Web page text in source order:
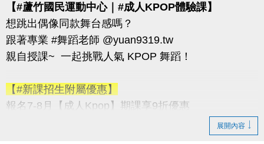
https://www.lzsports.com.tw/zh_TW/news/pageID/1/
-FB : 桃園市蘆竹國民運動中心
-IG : @luzhusports
【#蘆竹國民運動中心｜#成人KPOP體驗課】
想跳出偶像同款舞台感嗎？
跟著專業 #舞蹈老師 @yuan9319.tw
親自授課~ 一起挑戰人氣 KPOP 舞蹈！
【#新課招生附屬優惠】
報名7-8月【成人Kpop】期課享9折優惠
展開內容